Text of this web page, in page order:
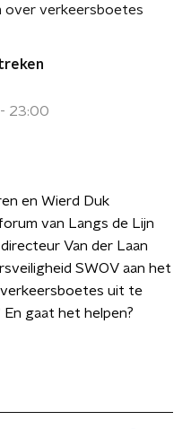
over verkeersboetes
23:00
en Wierd Duk
van Langs de Lijn
Van der Laan
SWOV aan het
uit te
gaat het helpen?